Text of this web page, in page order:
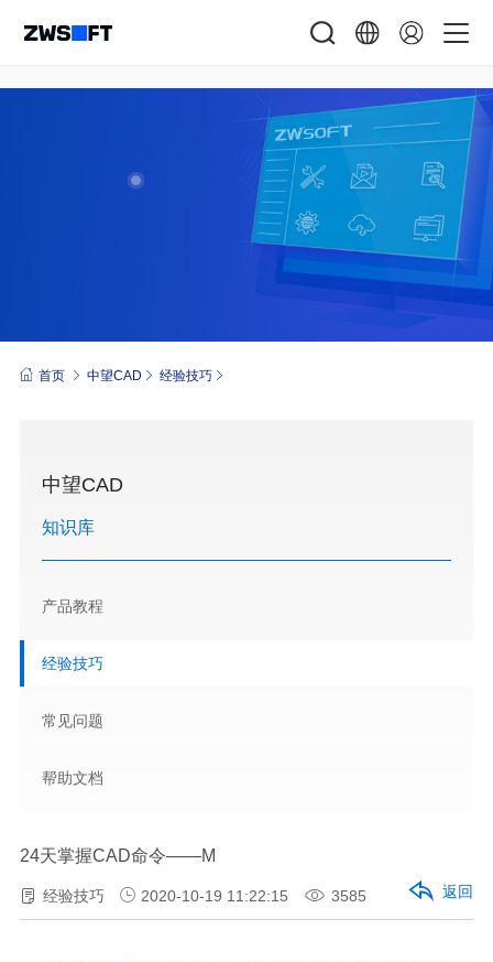
首页 中望CAD 经验技巧
中望CAD
知识库
产品教程
经验技巧
常见问题
帮助文档
24天掌握CAD命令——M
经验技巧 2020-10-19 11:22:15 3585 返回